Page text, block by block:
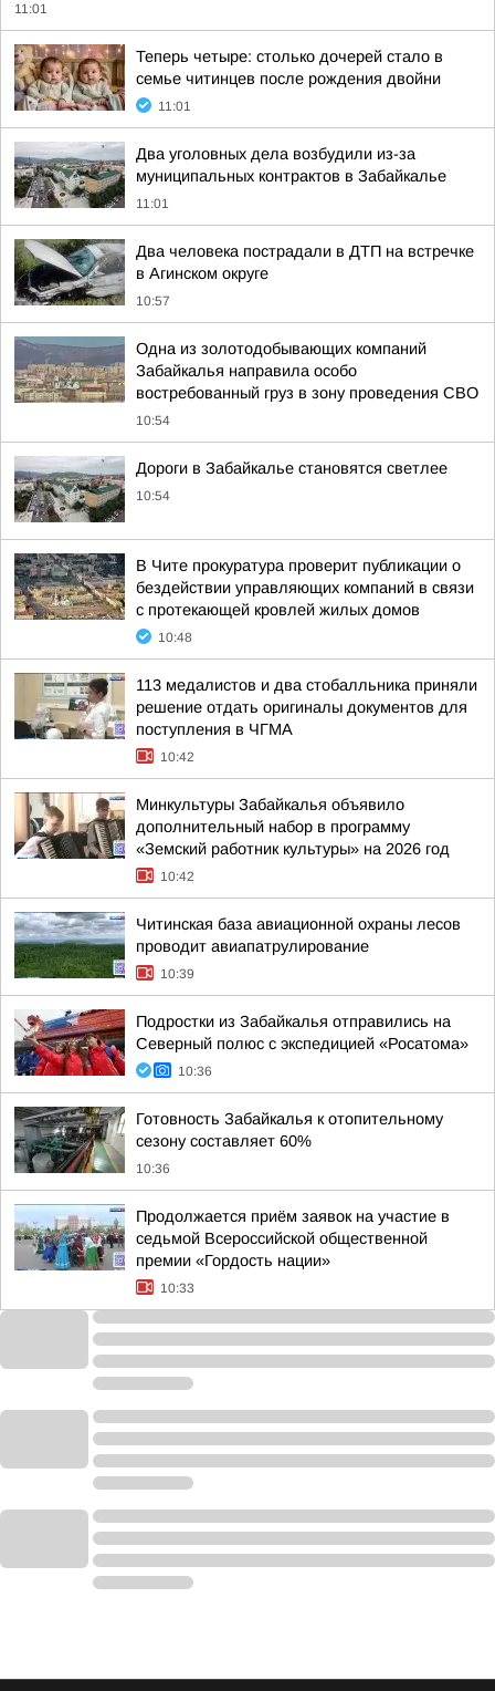
11:01
Теперь четыре: столько дочерей стало в
семье читинцев после рождения двойни
11:01
Два уголовных дела возбудили из-за
муниципальных контрактов в Забайкалье
11:01
Два человека пострадали в ДТП на встречке
в Агинском округе
10:57
Одна из золотодобывающих компаний
Забайкалья направила особо
востребованный груз в зону проведения СВО
10:54
Дороги в Забайкалье становятся светлее
10:54
В Чите прокуратура проверит публикации о
бездействии управляющих компаний в связи
с протекающей кровлей жилых домов
10:48
113 медалистов и два стобалльника приняли
решение отдать оригиналы документов для
поступления в ЧГМА
10:42
Минкультуры Забайкалья объявило
дополнительный набор в программу
«Земский работник культуры» на 2026 год
10:42
Читинская база авиационной охраны лесов
проводит авиапатрулирование
10:39
Подростки из Забайкалья отправились на
Северный полюс с экспедицией «Росатома»
10:36
Готовность Забайкалья к отопительному
сезону составляет 60%
10:36
Продолжается приём заявок на участие в
седьмой Всероссийской общественной
премии «Гордость нации»
10:33